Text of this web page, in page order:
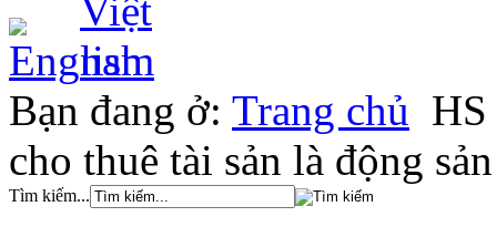
Bạn đang ở: Trang chủ
cho thuê tài sản là động sản
Tìm kiếm...